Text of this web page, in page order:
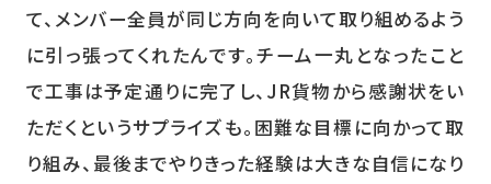
て、メンバー全員が同じ方向を向いて取り組めるよう
に引っ張ってくれたんです。チーム一丸となったこと
で工事は予定通りに完了し、JR貨物から感謝状をい
ただくというサプライズも。困難な目標に向かって取
り組み、最後までやりきった経験は大きな自信になり